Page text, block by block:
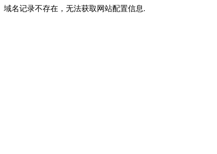
域名记录不存在，无法获取网站配置信息.